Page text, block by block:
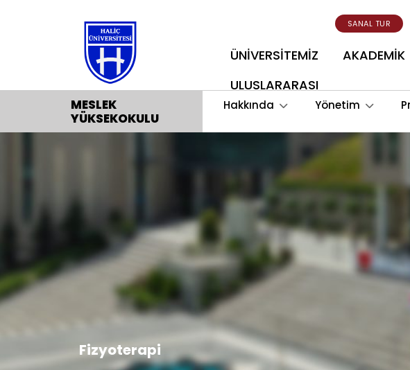
SANAL TUR
ÜNİVERSİTEMİZ AKADEMİK
ULUSLARARASI
MESLEK
YÜKSEKOKULU
Hakkında Yönetim
Fizyoterapi